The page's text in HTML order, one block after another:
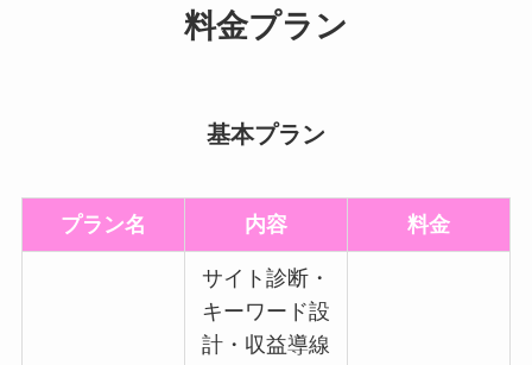
料金プラン
基本プラン
プラン名 内容 料金
サイト診断・
キーワード設
計・収益導線